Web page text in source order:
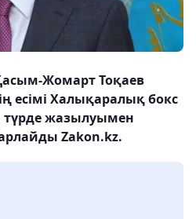
Жомарт Тоқаев
есімі Халықаралық бокс
жазылуымен
Zakon.kz.